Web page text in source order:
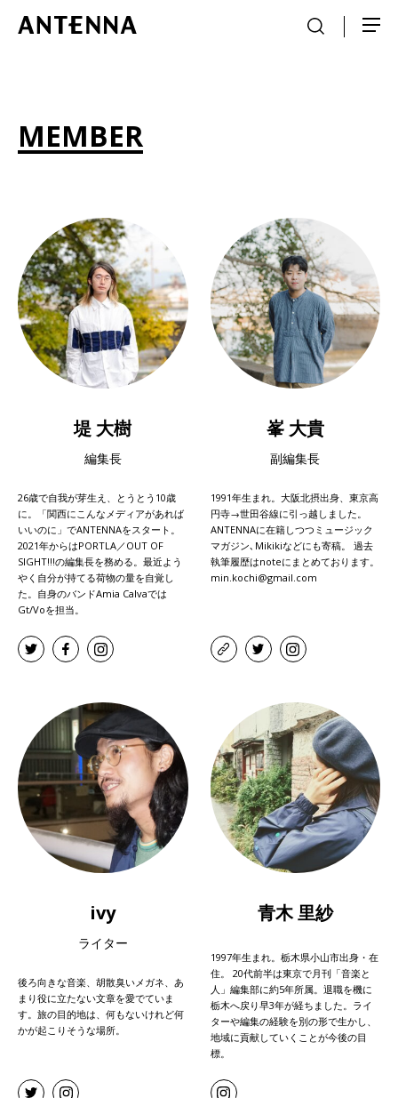
MEMBER
堤 大樹
編集長
26歳で自我が芽生え、とうとう10歳
に。「関西にこんなメディアがあれば
いいのに」でANTENNAをスタート。
2021年からはPORTLA／OUT OF
SIGHT!!!の編集長を務める。最近よう
やく自分が持てる荷物の量を自覚し
た。自身のバンドAmia Calvaでは
Gt/Voを担当。
峯 大貴
副編集長
1991年生まれ。大阪北摂出身、東京高
円寺→世田谷線に引っ越しました。
ANTENNAに在籍しつつミュージック
マガジン､Mikikiなどにも寄稿。 過去
執筆履歴はnoteにまとめております。
min.kochi@gmail.com
ivy
ライター
後ろ向きな音楽、胡散臭いメガネ、あ
まり役に立たない文章を愛でていま
す。旅の目的地は、何もないけれど何
かが起こりそうな場所。
青木 里紗
1997年生まれ。栃木県小山市出身・在
住。 20代前半は東京で月刊「音楽と
人」編集部に約5年所属。退職を機に
栃木へ戻り早3年が経ちました。ライ
ターや編集の経験を別の形で生かし、
地域に貢献していくことが今後の目
標。